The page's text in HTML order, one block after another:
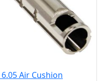
Air Cushion